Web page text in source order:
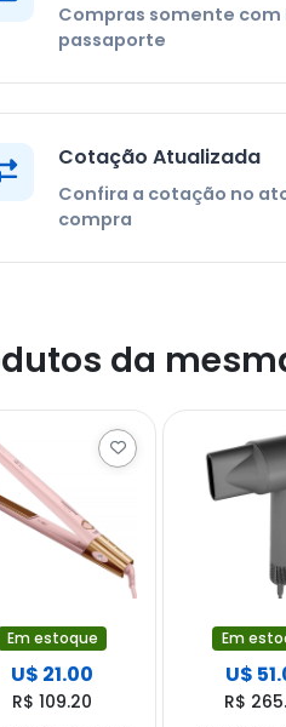
Compras somente com
passaporte
Cotação Atualizada
Confira a cotação no
compra
da
Em estoque
U$ 21.00
R$ 109.20
Em
U$
R$